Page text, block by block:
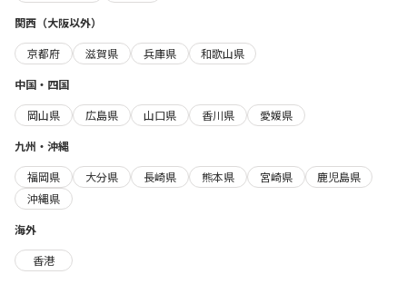
関西（大阪以外）
京都府
滋賀県 兵庫県
和歌山県
中国・四国
岡山県
広島県 山口県 香川県
愛媛県
九州・沖縄
福岡県
大分県 長崎県 熊本県 宮崎県
鹿児島県
沖縄県
海外
香港